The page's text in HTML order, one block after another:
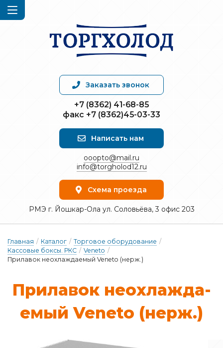
Заказать звонок
+7 (8362) 41-68-85
факс +7 (8362)45-03-33
Написать нам
ooopto@mail.ru
info@torgholod12.ru
Схема проезда
РМЭ г. Йошкар-Ола ул. Соловьёва, 3 офис 203
Главная / Каталог / Торговое оборудование /
Кассовые боксы. РКС / Veneto /
Прилавок неохлаждаемый Veneto (нерж.)
При­ла­вок не­ох­лажда­
е­мый Veneto (нерж.)